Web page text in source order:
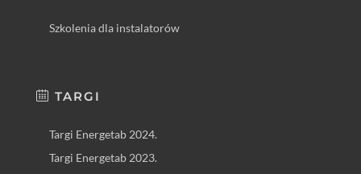
Szkolenia dla instalatorów
TARGI
Targi Energetab 2024.
Targi Energetab 2023.